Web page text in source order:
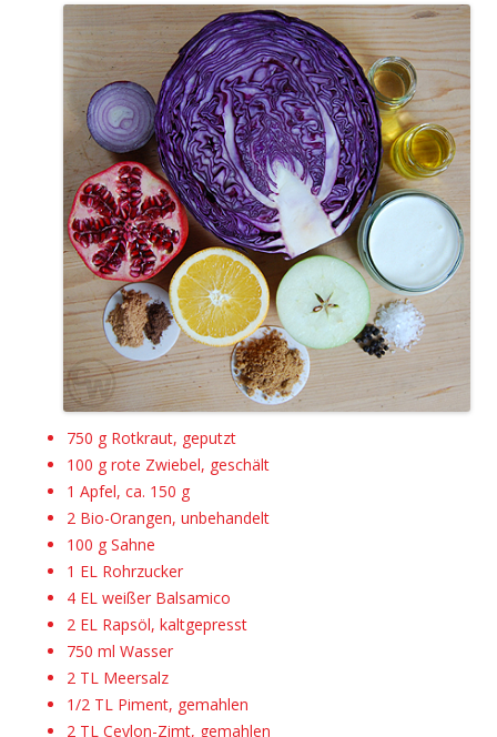
750 g Rotkraut, geputzt
100 g rote Zwiebel, geschält
1 Apfel, ca. 150 g
2 Bio-Orangen, unbehandelt
100 g Sahne
1 EL Rohrzucker
4 EL weißer Balsamico
2 EL Rapsöl, kaltgepresst
750 ml Wasser
2 TL Meersalz
1/2 TL Piment, gemahlen
2 TL Ceylon-Zimt, gemahlen